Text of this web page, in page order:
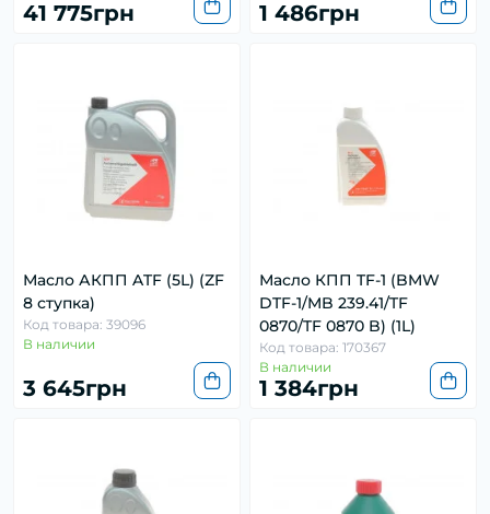
41 775грн 1 486грн
Масло АКПП ATF (5L) (ZF
8 ступка)
Код товара: 39096
В наличии
3 645грн
Масло КПП TF-1 (BMW
DTF-1/MB 239.41/TF
0870/TF 0870 B) (1L)
Код товара: 170367
В наличии
1 384грн